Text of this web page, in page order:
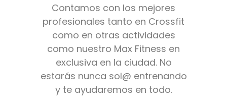
Contamos con los mejores
profesionales tanto en Crossfit
como en otras actividades
como nuestro Max Fitness en
exclusiva en la ciudad. No
estarás nunca sol@ entrenando
y te ayudaremos en todo.